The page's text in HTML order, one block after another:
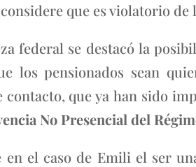
que es violatorio
federal se destacó la
los pensionados sean
que ya han sido
No Presencial del
en el caso de Emili el ser